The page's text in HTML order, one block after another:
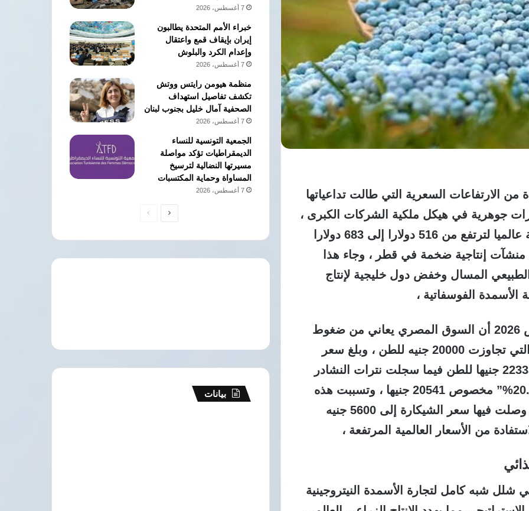
الارتفاعات السعرية التي طالت تداعياتها
جوهرية في هيكل ملكية الشركات الكبرى ،
حيث سجلت أسعار اليوريا قفزات قياسية عالميا لترتفع من 516 دولارا إلى 683 دولارا
منشآت إنتاجية ضخمة في قطر ، وجاء هذا
المسال وخفض دول خليجية لإنتاج
الفوسفاتية ،
تؤكد البيانات الرسمية الصادرة في مارس 2026 أن السوق المصري يعاني من ضغوط
تضخمية انعكست على أسعار البيع الحر التي تجاوزت 20000 جنيه للطن ، وبلغ سعر
نترات النشادر مخصوص “33.5%” نحو 22333 جنيها للطن فيما سجلت نترات النشادر
العادية 16550 جنيها وسلفات النشادر “20.6%” مخصوص 20541 جنيها ، وتسببت هذه
الفوارق السعرية في ظهور سوق سوداء وصلت فيها سعر الشيكارة إلى 5600 جنيه
من الأسعار العالمية المرتفعة ،
شبه كامل لتجارة الأسمدة النيتروجينية
7 أغسطس، 2026
خبراء الأمم المتحدة يطالبون
إيران بإيقاف قمع واعتقال
وإعدام الكرد والبلوش
7 أغسطس، 2026
منظمة هيومن رايتس ووتش
تكشف تفاصيل استهداف
الصحفية آمال خليل بجنوب لبنان
7 أغسطس، 2026
الجمعية التونسية للنساء
الديمقراطيات تؤكد مواصلة
مسيرتها النضالية لترسيخ
المساواة وحماية المكتسبات
7 أغسطس، 2026
الصفحةالصفحة
بيانات